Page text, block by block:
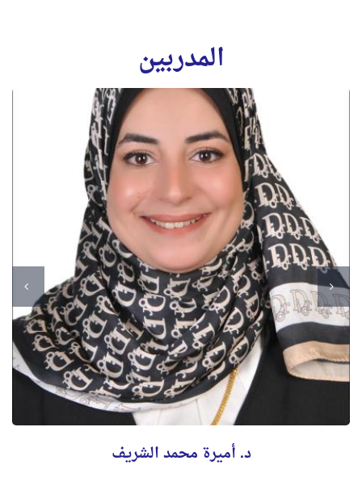
المدربين
د. أميرة محمد الشريف